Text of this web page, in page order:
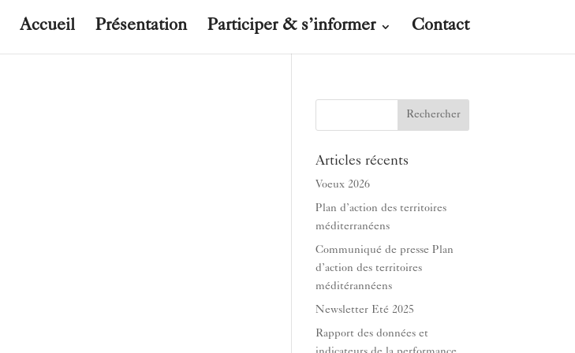
Accueil Présentation Participer & s’informer Contact
Articles récents
Voeux 2026
Plan d’action des territoires
méditerranéens
Communiqué de presse Plan
d’action des territoires
méditérannéens
Newsletter Eté 2025
Rapport des données et